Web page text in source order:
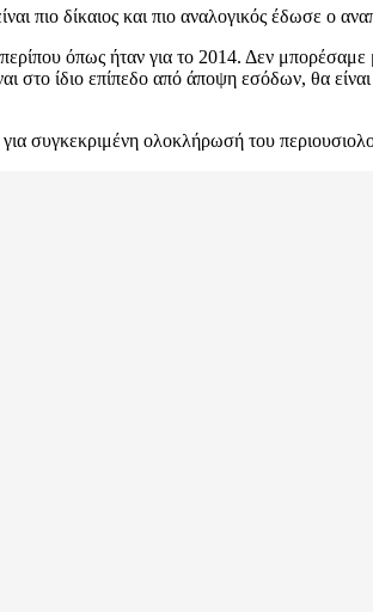
πιο δίκαιος και πιο αναλογικός έδωσε ο
όπως ήταν για το 2014. Δεν
στο ίδιο επίπεδο από άποψη εσόδων, θα
συγκεκριμένη ολοκλήρωσή του